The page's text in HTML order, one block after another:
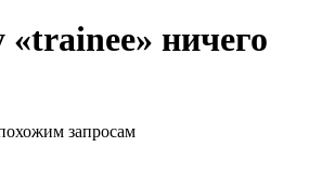
«trainee» ничего
запросам